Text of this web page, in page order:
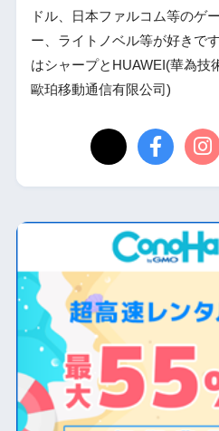
ドル、日本ファルコム等のゲ
ー、ライトノベル等が好きで
はシャープとHUAWEI(華為技
歐珀移動通信有限公司)